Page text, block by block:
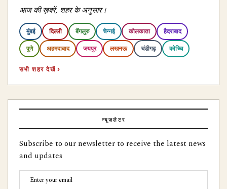
आज की ख़बरें, शहर के अनुसार।
मुंबई दिल्ली बेंगलुरु चेन्नई कोलकाता हैदराबाद
पुणे अहमदाबाद जयपुर लखनऊ चंडीगढ़ कोच्चि
सभी शहर देखें ›
न्यूज़लेटर
Subscribe to our newsletter to receive the latest news
and updates